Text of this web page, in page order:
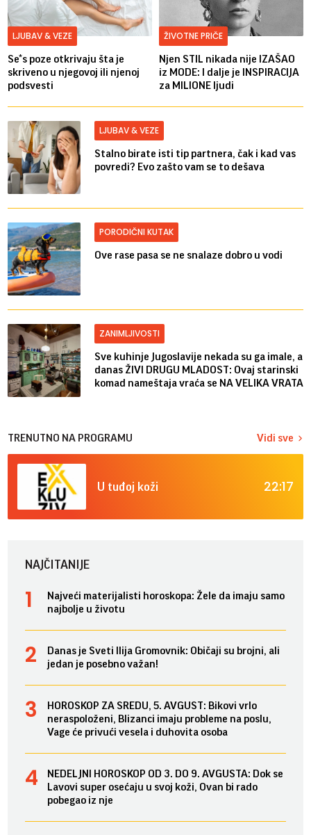
LJUBAV & VEZE
Se*s poze otkrivaju šta je
skriveno u njegovoj ili njenoj
podsvesti
ŽIVOTNE PRIČE
Njen STIL nikada nije IZAŠAO
iz MODE: I dalje je INSPIRACIJA
za MILIONE ljudi
LJUBAV & VEZE
Stalno birate isti tip partnera, čak i kad vas
povredi? Evo zašto vam se to dešava
PORODIČNI KUTAK
Ove rase pasa se ne snalaze dobro u vodi
ZANIMLJIVOSTI
Sve kuhinje Jugoslavije nekada su ga imale, a
danas ŽIVI DRUGU MLADOST: Ovaj starinski
komad nameštaja vraća se NA VELIKA VRATA
TRENUTNO NA PROGRAMU Vidi sve
U tuđoj koži 22:17
NAJČITANIJE
Najveći materijalisti horoskopa: Žele da imaju samo
najbolje u životu
Danas je Sveti Ilija Gromovnik: Običaji su brojni, ali
jedan je posebno važan!
HOROSKOP ZA SREDU, 5. AVGUST: Bikovi vrlo
neraspoloženi, Blizanci imaju probleme na poslu,
Vage će privući vesela i duhovita osoba
NEDELJNI HOROSKOP OD 3. DO 9. AVGUSTA: Dok se
Lavovi super osećaju u svoj koži, Ovan bi rado
pobegao iz nje